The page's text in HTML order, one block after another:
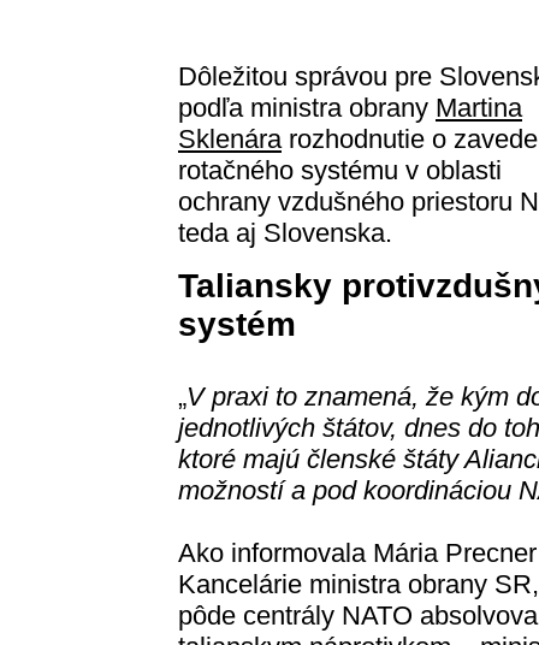
Dôležitou správou pre
podľa ministra obrany Martina
Sklenárarozhodnutie o
rotačného systému v oblasti
ochrany vzdušného priestoru
teda aj Slovenska.
Taliansky
systém
„V praxi to znamená, že kým
jednotlivých štátov, dnes do
ktoré majú členské štáty
možností a pod koordináciou
Ako informovala Mária
Kancelárie ministra obrany
pôde centrály NATO